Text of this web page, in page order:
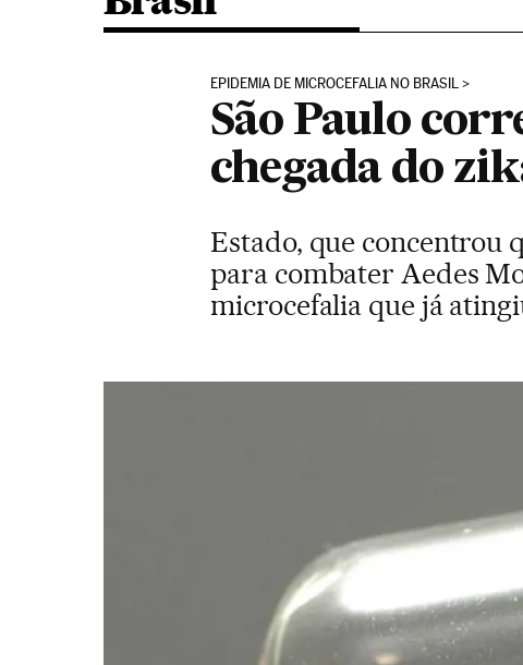
EPIDEMIA DE MICROCEFALIA NO BRASIL
São Paulo
chegada do
Estado, que concentrou
para combater Aedes
microcefalia que já